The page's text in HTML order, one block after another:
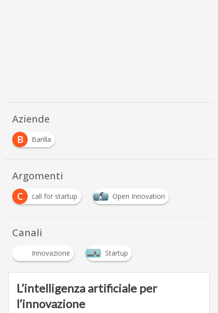
Aziende
B
Barilla
Argomenti
C
call for startup Open Innovation
Canali
Innovazione Startup
L’intelligenza artificiale per
l’innovazione